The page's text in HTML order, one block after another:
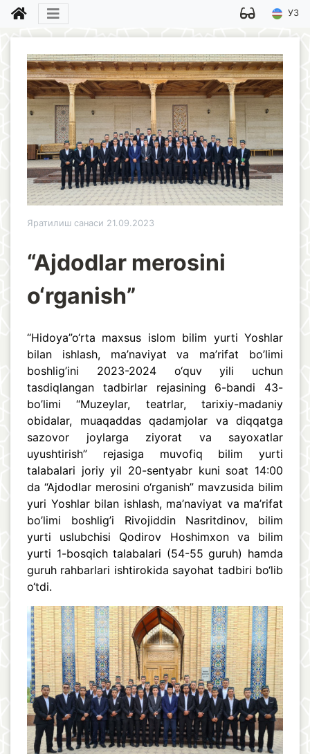
УЗ
Яратилиш санаси 21.09.2023
“Ajdodlar merosini
o‘rganish”
“Hidoya”o‘rta maxsus islom bilim yurti Yoshlar
bilan ishlash, ma’naviyat va ma’rifat bo’limi
boshlig’ini 2023-2024 o‘quv yili uchun
tasdiqlangan tadbirlar rejasining 6-bandi 43-
bo’limi “Muzeylar, teatrlar, tarixiy-madaniy
obidalar, muaqaddas qadamjolar va diqqatga
sazovor joylarga ziyorat va sayoxatlar
uyushtirish” rejasiga muvofiq bilim yurti
talabalari joriy yil 20-sentyabr kuni soat 14:00
da “Ajdodlar merosini o‘rganish” mavzusida bilim
yuri Yoshlar bilan ishlash, ma’naviyat va ma’rifat
bo’limi boshlig’i Rivojiddin Nasritdinov, bilim
yurti uslubchisi Qodirov Hoshimxon va bilim
yurti 1-bosqich talabalari (54-55 guruh) hamda
guruh rahbarlari ishtirokida sayohat tadbiri bo‘lib
o‘tdi.